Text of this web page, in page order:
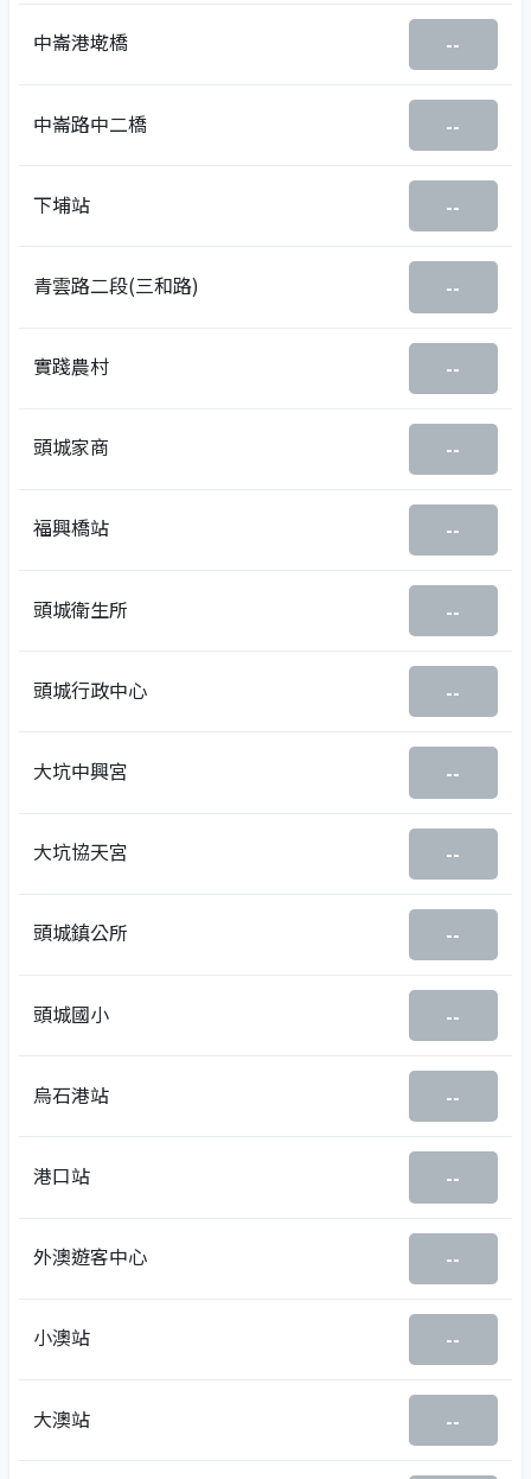
中崙港墘橋 --
中崙路中二橋 --
下埔站 --
青雲路二段(三和路) --
實踐農村 --
頭城家商 --
福興橋站 --
頭城衛生所 --
頭城行政中心 --
大坑中興宮 --
大坑協天宮 --
頭城鎮公所 --
頭城國小 --
烏石港站 --
港口站 --
外澳遊客中心 --
小澳站 --
大澳站 --